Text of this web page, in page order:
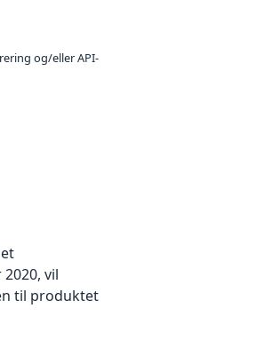
og/eller API-
vil
til produktet